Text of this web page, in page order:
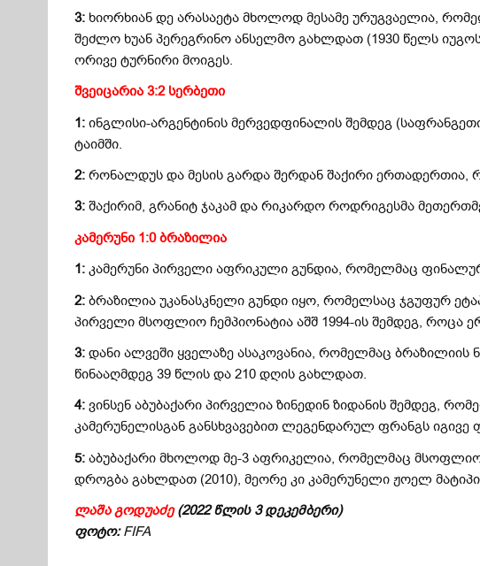
3: ხიორხიან დე არასაეტა მხოლოდ მესამე ურუგვაელია,
შეძლო ხუან პერეგრინო ანსელმო გახლდათ (1930 წელს
ორივე ტურნირი მოიგეს.
შვეიცარია 3:2 სერბეთი
1:ინგლისი-არგენტინის მერვედფინალის შემდეგ
ტაიმში.
2:რონალდუს და მესის გარდა შერდან შაქირი
3:შაქირიმ, გრანიტ ჯაკამ და რიკარდო როდრიგესმა
კამერუნი 1:0 ბრაზილია
1:კამერუნი პირველი აფრიკული გუნდია, რომელმაც
2:ბრაზილია უკანასკნელი გუნდი იყო, რომელსაც ჯგუფურ
პირველი მსოფლიო ჩემპიონატია აშშ 1994-ის შემდეგ, როცა
3:დანი ალვეში ყველაზე ასაკოვანია, რომელმაც
წინააღმდეგ 39 წლის და 210 დღის გახლდათ.
4:ვინსენ აბუბაქარი პირველია ზინედინ ზიდანის შემდეგ,
კამერუნელისგან განსხვავებით ლეგენდარულ ფრანგს იგივე
5:აბუბაქარი მხოლოდ მე-3 აფრიკელია, რომელმაც
დროგბა გახლდათ (2010), მეორე კი კამერუნელი ჟოელ მატიპი
ლაშა გოდუაძე(2022წლის3 დეკემბერი)
ფოტო:FIFA